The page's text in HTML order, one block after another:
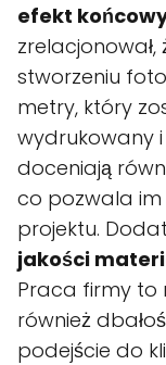
efekt
stworzeniu
metry, który
wydrukowany
doceniają
co pozwala
projektu.
jakości
Praca firmy to
również
podejście do